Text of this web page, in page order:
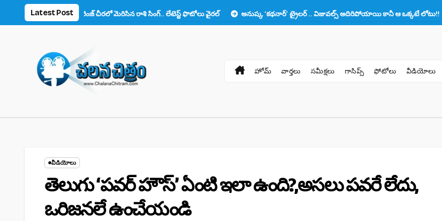
Latest Post
ఆరెంజ్ చీరలో మెరిసిన రాశి సింగ్.. లేటెస్ట్ ఫొటోలు వైరల్ అనుష్క ‘కథనార్’ ట్రైలర్ .. విజువల్స్ అదిరిపోయాయి కానీ ఆ ఒక్కటే లోటు!!
హోమ్ వార్తలు సమీక్షలు గాసిప్స్ ఫోటోలు వీడియోలు
వీడియోలు
తెలుగు ‘పవర్ హౌస్’ ఏంటి ఇలా ఉంది?,అసలు పవరే లేదు,
ఒరిజనలే ఉంచేయండి